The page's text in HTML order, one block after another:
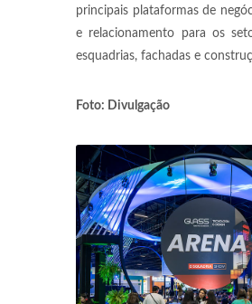
principais plataformas de
e relacionamento para os
esquadrias, fachadas e
Foto: Divulgação